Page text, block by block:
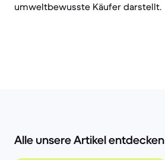
umweltbewusste Käufer darstellt.
Alle unsere Artikel entdecken